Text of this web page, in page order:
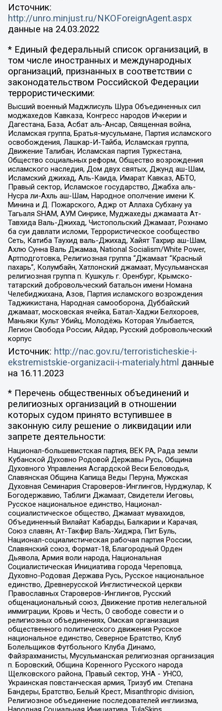
Источник:
http://unro.minjust.ru/NKOForeignAgent.aspx
данные на 24.03.2022
* Единый федеральный список организаций, в
том числе иностранных и международных
организаций, признанных в соответствии с
законодательством Российской Федерации
террористическими:
Высший военный Маджлисуль Шура Объединенных сил
моджахедов Кавказа, Конгресс народов Ичкерии и
Дагестана, База, Асбат аль-Ансар, Священная война,
Исламская группа, Братья-мусульмане, Партия исламского
освобождения, Лашкар-И-Тайба, Исламская группа,
Движение Талибан, Исламская партия Туркестана,
Общество социальных реформ, Общество возрождения
исламского наследия, Дом двух святых, Джунд аш-Шам,
Исламский джихад, Аль-Каида, Имарат Кавказ, АБТО,
Правый сектор, Исламское государство, Джабха аль-
Нусра ли-Ахль аш-Шам, Народное ополчение имени К.
Минина и Д. Пожарского, Аджр от Аллаха Субхану уа
Тагьаля SHAM, АУМ Синрике, Муджахеды джамаата Ат-
Тавхида Валь-Джихад, Чистопольский Джамаат, Рохнамо
ба суи давлати исломи, Террористическое сообщество
Сеть, Катиба Таухид валь-Джихад, Хайят Тахрир аш-Шам,
Ахлю Сунна Валь Джамаа, National Socialism/White Power,
Артподготовка, Религиозная группа “Джамаат “Красный
пахарь”, Колумбайн, Хатлонский джамаат, Мусульманская
религиозная группа п. Кушкуль г. Оренбург, Крымско-
татарский добровольческий батальон имени Номана
Челебиджихана, Азов, Партия исламского возрождения
Таджикистана, Народная самооборона, Дуббайский
джамаат, московская ячейка, Батал-Хаджи Белхороев,
Маньяки Культ Убийц, Молодёжь Которая Улыбается,
Легион Свобода России, Айдар, Русский добровольческий
корпус
Источник: http://nac.gov.ru/terroristicheskie-i-
ekstremistskie-organizacii-i-materialy.html данные
на 16.11.2023
* Перечень общественных объединений и
религиозных организаций в отношении
которых судом принято вступившее в
законную силу решение о ликвидации или
запрете деятельности:
Национал-большевистская партия, ВЕК РА, Рада земли
Кубанской Духовно Родовой Державы Русь, Община
Духовного Управления Асгардской Веси Беловодья,
Славянская Община Капища Веды Перуна, Мужская
Духовная Семинария Староверов-Инглингов, Нурджулар, К
Богодержавию, Таблиги Джамаат, Свидетели Иеговы,
Русское национальное единство, Национал-
социалистическое общество, Джамаат мувахидов,
Объединенный Вилайат Кабарды, Балкарии и Карачая,
Союз славян, Ат-Такфир Валь-Хиджра, Пит Буль,
Национал-социалистическая рабочая партия России,
Славянский союз, Формат-18, Благородный Орден
Дьявола, Армия воли народа, Национальная
Социалистическая Инициатива города Череповца,
Духовно-Родовая Держава Русь, Русское национальное
единство, Древнерусской Инглистической церкви
Православных Староверов-Инглингов, Русский
общенациональный союз, Движение против нелегальной
иммиграции, Кровь и Честь, О свободе совести и о
религиозных объединениях, Омская организация
общественного политического движения Русское
национальное единство, Северное Братство, Клуб
Болельщиков Футбольного Клуба Динамо,
Файзрахманисты, Мусульманская религиозная организация
п. Боровский, Община Коренного Русского народа
Щелковского района, Правый сектор, УНА - УНСО,
Украинская повстанческая армия, Тризуб им. Степана
Бандеры, Братство, Белый Крест, Misanthropic division,
Религиозное объединение последователей инглиизма,